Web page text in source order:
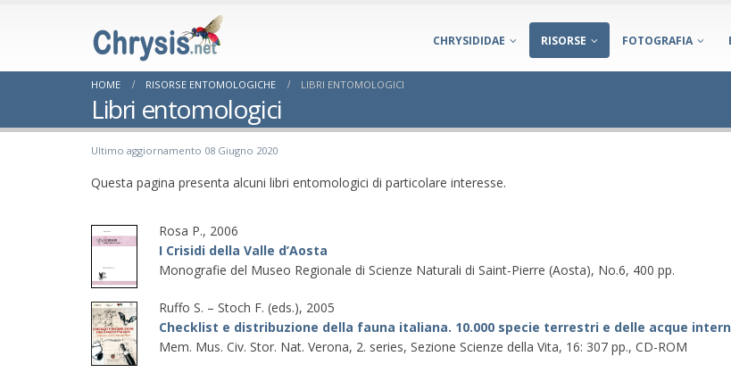
CHRYSIDIDAE RISORSE FOTOGRAFIA
HOME RISORSE ENTOMOLOGICHE LIBRI ENTOMOLOGICI
Libri entomologici
Ultimo aggiornamento 08 Giugno 2020
Questa pagina presenta alcuni libri entomologici di particolare interesse.
Rosa P., 2006
I Crisidi della Valle d’Aosta
Monografie del Museo Regionale di Scienze Naturali di Saint-Pierre (Aosta), No.6, 400 pp.
Ruffo S. – Stoch F. (eds.), 2005
Checklist e distribuzione della fauna italiana. 10.000 specie terrestri e delle acque
Mem. Mus. Civ. Stor. Nat. Verona, 2. series, Sezione Scienze della Vita, 16: 307 pp., CD-ROM